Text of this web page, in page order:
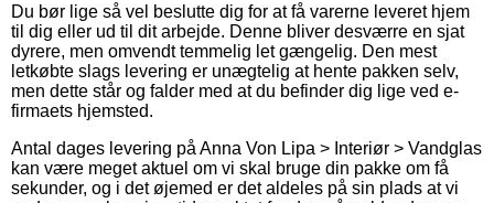
Du bør lige så vel beslutte dig for at få varerne leveret hjem
til dig eller ud til dit arbejde. Denne bliver desværre en sjat
dyrere, men omvendt temmelig let gængelig. Den mest
letkøbte slags levering er unægtelig at hente pakken selv,
men dette står og falder med at du befinder dig lige ved e-
firmaets hjemsted.
Antal dages levering på Anna Von Lipa > Interiør > Vandglas
kan være meget aktuel om vi skal bruge din pakke om få
sekunder, og i det øjemed er det aldeles på sin plads at vi